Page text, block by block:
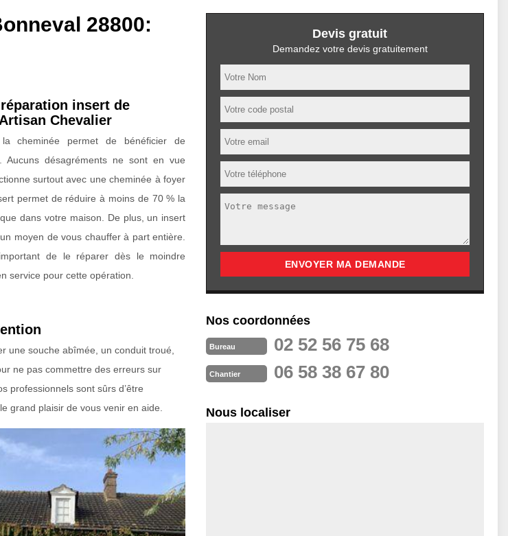
28800:
insert de
Chevalier
la cheminée permet de bénéficier de
Aucuns désagréments ne sont en vue
surtout avec une cheminée à foyer
permet de réduire à moins de 70 % la
dans votre maison. De plus, un insert
moyen de vous chauffer à part entière.
de le réparer dès le moindre
service pour cette opération.
une souche abîmée, un conduit troué,
ne pas commettre des erreurs sur
professionnels sont sûrs d’être
grand plaisir de vous venir en aide.
Devis gratuit
Demandez votre devis gratuitement
Nos coordonnées
Bureau 02 52 56 75 68
Chantier 06 58 38 67 80
Nous localiser